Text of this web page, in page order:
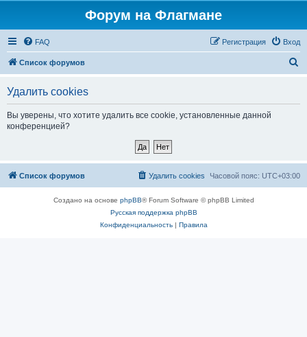
Форум на Флагмане
FAQ Вход
Регистрация
Список форумов
Удалить cookies
Вы уверены, что хотите удалить все cookie, установленные данной
конференцией?
Список форумов Часовой пояс: UTC+03:00
Удалить cookies
Создано на основе phpBB® Forum Software © phpBB Limited
Русская поддержка phpBB
Конфиденциальность| Правила